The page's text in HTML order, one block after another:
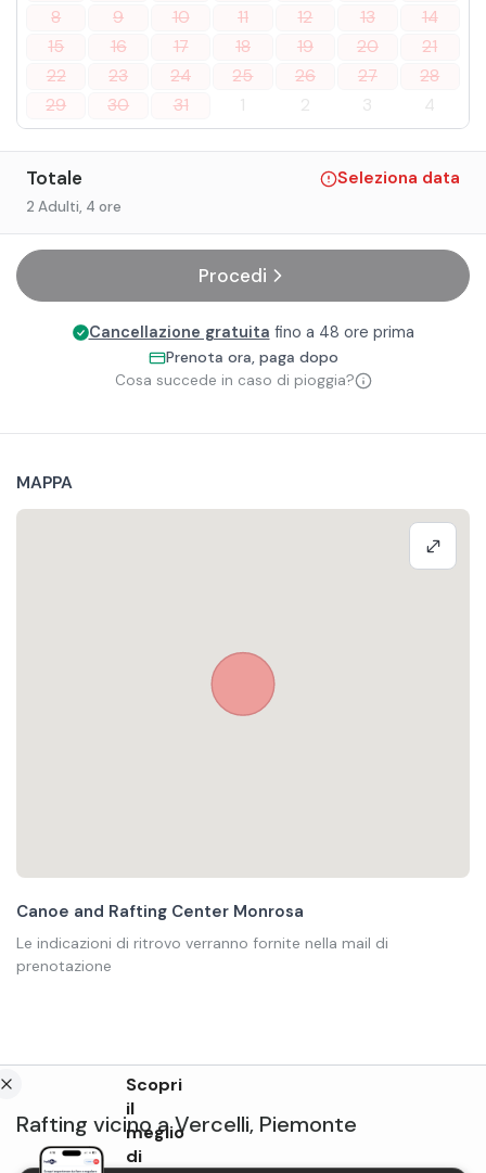
8
9 10 11 12 13
14
15
16 17 18 19 20
21
22
23 24 25 26 27
28
29
30 31 1 2 3 4
Totale Seleziona data
2 Adulti, 4 ore
Procedi
Cancellazione gratuita fino a 48 ore prima
Prenota ora, paga dopo
Cosa succede in caso di pioggia?
MAPPA
Canoe and Rafting Center Monrosa
Le indicazioni di ritrovo verranno fornite nella mail di
prenotazione
Rafting vicino aVercelli, Piemonte
Scopri
il
meglio
di